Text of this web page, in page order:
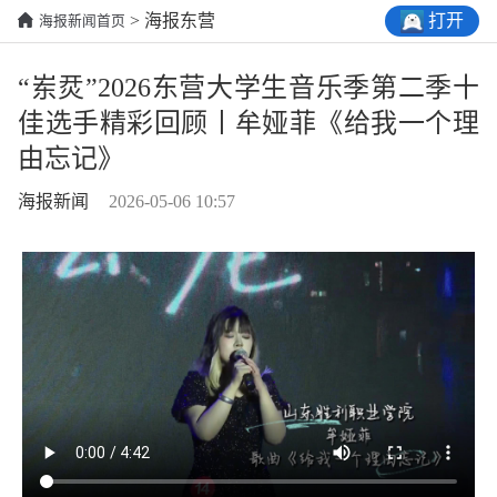
海报新闻首页 > 海报东营 打开
“岽烎”2026东营大学生音乐季第二季十
佳选手精彩回顾丨牟娅菲《给我一个理
由忘记》
海报新闻 2026-05-06 10:57